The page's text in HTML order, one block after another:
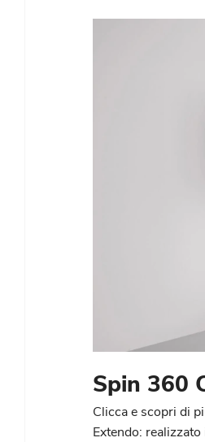
Spin 360
Clicca e scopri di
Extendo: